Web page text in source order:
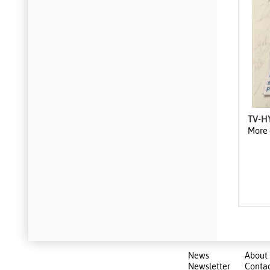
TV-
News
Newsletter
About